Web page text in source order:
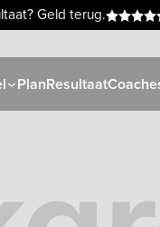
Geld terug.
PlanResultaat